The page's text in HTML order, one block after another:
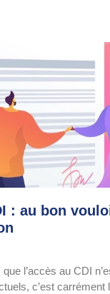
: au bon
l’accès au CDI
c’est carrément